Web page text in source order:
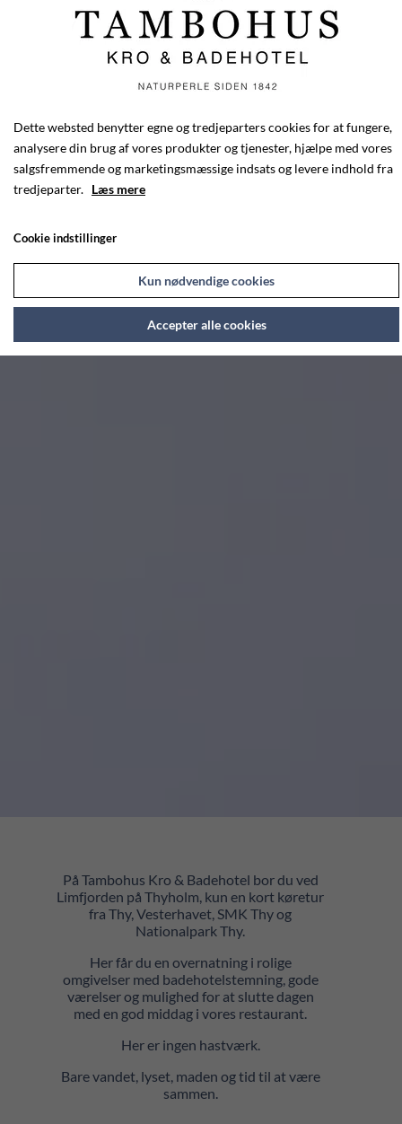
På Tambohus Kro & Badehotel bor du ved
Limfjorden på Thyholm, kun en kort køretur
fra Thy, Vesterhavet, SMK Thy og
Nationalpark Thy.
Her får du en overnatning i rolige
omgivelser med badehotelstemning, gode
værelser og mulighed for at slutte dagen
med en god middag i vores restaurant.
Her er ingen hastværk.
Bare vandet, lyset, maden og tid til at være
sammen.
Dette websted benytter egne og tredjeparters cookies for at fungere,
analysere din brug af vores produkter og tjenester, hjælpe med vores
salgsfremmende og marketingsmæssige indsats og levere indhold fra
tredjeparter. Læs mere
Cookie indstillinger
Kun nødvendige cookies
Accepter alle cookies